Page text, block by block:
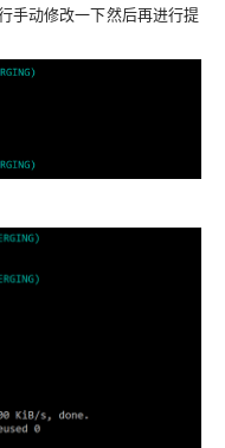
手动修改一下然后再进行提